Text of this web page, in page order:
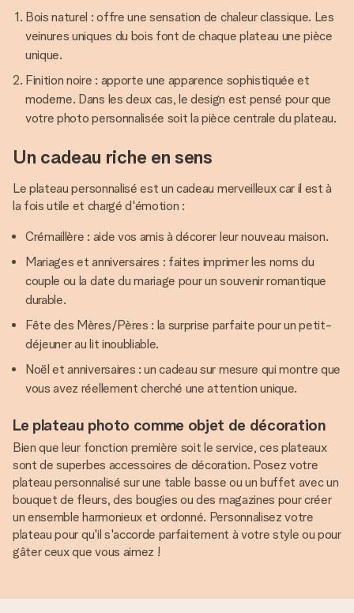
Bois naturel : offre une sensation de chaleur classique. Les
veinures uniques du bois font de chaque plateau une pièce
unique.
Finition noire : apporte une apparence sophistiquée et
moderne. Dans les deux cas, le design est pensé pour que
votre photo personnalisée soit la pièce centrale du plateau.
Un cadeau riche en sens
Le plateau personnalisé est un cadeau merveilleux car il est à
la fois utile et chargé d'émotion :
Crémaillère : aide vos amis à décorer leur nouveau maison.
Mariages et anniversaires : faites imprimer les noms du
couple ou la date du mariage pour un souvenir romantique
durable.
Fête des Mères/Pères : la surprise parfaite pour un petit-
déjeuner au lit inoubliable.
Noël et anniversaires : un cadeau sur mesure qui montre que
vous avez réellement cherché une attention unique.
Le plateau photo comme objet de décoration
Bien que leur fonction première soit le service, ces plateaux
sont de superbes accessoires de décoration. Posez votre
plateau personnalisé sur une table basse ou un buffet avec un
bouquet de fleurs, des bougies ou des magazines pour créer
un ensemble harmonieux et ordonné. Personnalisez votre
plateau pour qu'il s'accorde parfaitement à votre style ou pour
gâter ceux que vous aimez !